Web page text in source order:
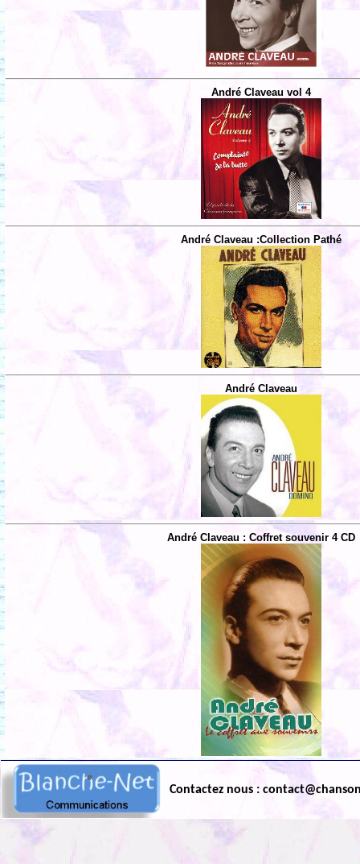
André Claveau vol 4
André Claveau :Collection Pathé
André Claveau
André Claveau : Coffret souvenir 4 CD
Contactez nous :